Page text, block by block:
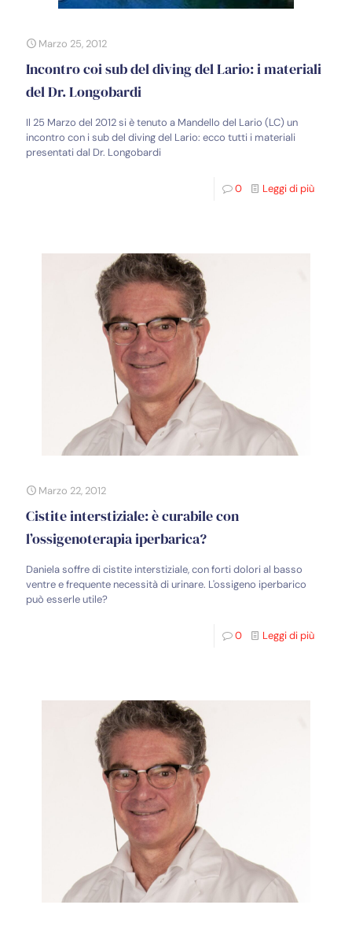
Marzo 25, 2012
Incontro coi sub del diving del Lario: i materiali
del Dr. Longobardi
Il 25 Marzo del 2012 si è tenuto a Mandello del Lario (LC) un
incontro con i sub del diving del Lario: ecco tutti i materiali
presentati dal Dr. Longobardi
0 Leggi di più
Marzo 22, 2012
Cistite interstiziale: è curabile con
l’ossigenoterapia iperbarica?
Daniela soffre di cistite interstiziale, con forti dolori al basso
ventre e frequente necessità di urinare. L'ossigeno iperbarico
può esserle utile?
0 Leggi di più